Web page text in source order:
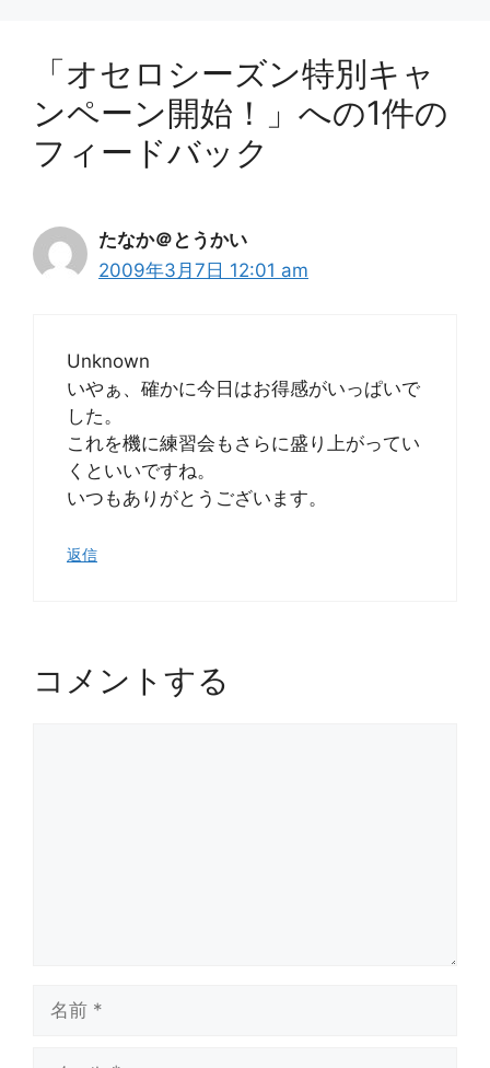
「オセロシーズン特別キャ
ンペーン開始！」への1件の
フィードバック
たなか＠とうかい
2009年3月7日 12:01 am
Unknown
いやぁ、確かに今日はお得感がいっぱいで
した。
これを機に練習会もさらに盛り上がってい
くといいですね。
いつもありがとうございます。
返信
コメントする